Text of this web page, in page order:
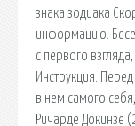
знака зодиака
информацию.
с первого
Инструкция:
в нем самого
Ричарде Докинзе